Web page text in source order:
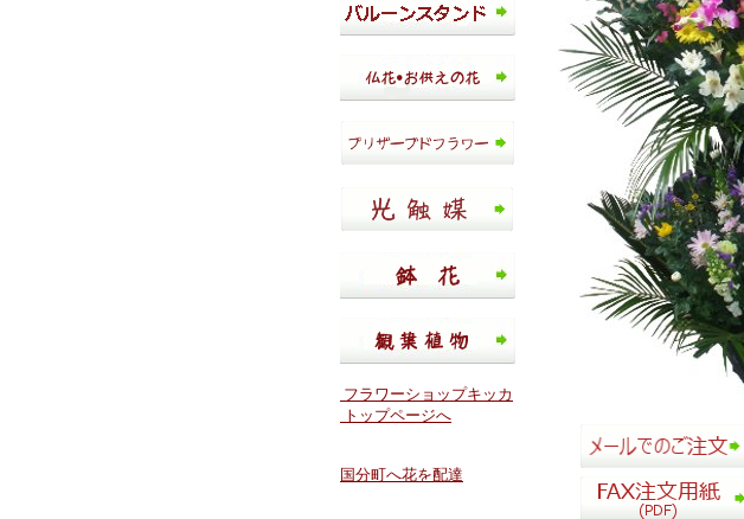
フラワーショップキッカ
トップページへ
国分町へ花を配達